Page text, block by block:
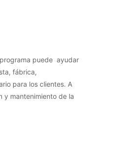
puede ayudar
fábrica,
para los clientes. A
y mantenimiento de la